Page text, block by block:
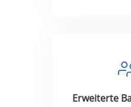
Erweiterte